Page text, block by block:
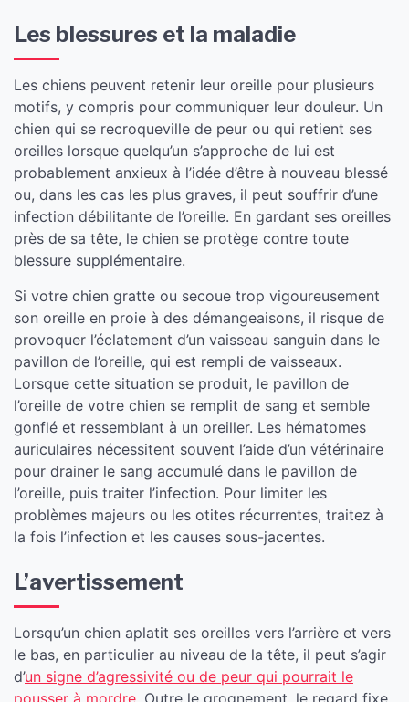
​Les blessures et la maladie
Les chiens peuvent retenir leur oreille pour plusieurs
motifs, y compris pour communiquer leur douleur. Un
chien qui se recroqueville de peur ou qui retient ses
oreilles lorsque quelqu’un s’approche de lui est
probablement anxieux à l’idée d’être à nouveau blessé
ou, dans les cas les plus graves, il peut souffrir d’une
infection débilitante de l’oreille. En gardant ses oreilles
près de sa tête, le chien se protège contre toute
blessure supplémentaire.
Si votre chien gratte ou secoue trop vigoureusement
son oreille en proie à des démangeaisons, il risque de
provoquer l’éclatement d’un vaisseau sanguin dans le
pavillon de l’oreille, qui est rempli de vaisseaux.
Lorsque cette situation se produit, le pavillon de
l’oreille de votre chien se remplit de sang et semble
gonflé et ressemblant à un oreiller. Les hématomes
auriculaires nécessitent souvent l’aide d’un vétérinaire
pour drainer le sang accumulé dans le pavillon de
l’oreille, puis traiter l’infection. Pour limiter les
problèmes majeurs ou les otites récurrentes, traitez à
la fois l’infection et les causes sous-jacentes.
​L’avertissement
Lorsqu’un chien aplatit ses oreilles vers l’arrière et vers
le bas, en particulier au niveau de la tête, il peut s’agir
d’un signe d’agressivité ou de peur qui pourrait le
pousser à mordre . Outre le grognement, le regard fixe,